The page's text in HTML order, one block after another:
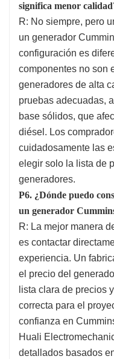
significa menor
R: No siempre, pero
un generador
configuración es
componentes no son
generadores de alta
pruebas adecuadas,
base sólidos, que
diésel. Los
cuidadosamente las
elegir solo la lista de
generadores.
P6. ¿Dónde puedo
un generador
R: La mejor manera
es contactar
experiencia. Un
el precio del
lista clara de precios
correcta para el
confianza en
Huali
detallados basados